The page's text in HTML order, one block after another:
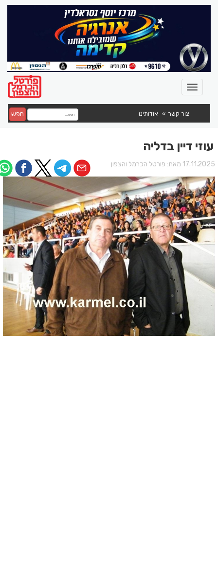
צור קשר אודותינו חפש
עוזי דיין בדליה
מאת: פורטל הכרמל והצפון